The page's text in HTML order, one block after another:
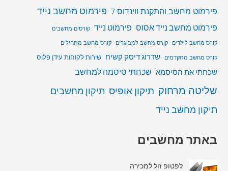
פירמוט מחשב והתקנת ווינדוס 7
פירמוט מחשב נייד
פירמוט מחשב נייד אסוס פירמוט נייד קורסים מחשבים
קורס מחשב לילדים
קורס מחשב למבוגרים
קורס מחשב מתחילים
קורס מחשב מתקדמים
שדרוג דיסק קשיח שירות לקוחות עידן פלוס
שכחתי את הסיסמא שכחתי סיסמה למחשב
שליטה מרחוק תיקון אופיס תיקון מחשבים
תיקון מחשב נייד
באתר מחשבים
לפטופ זול למכירה